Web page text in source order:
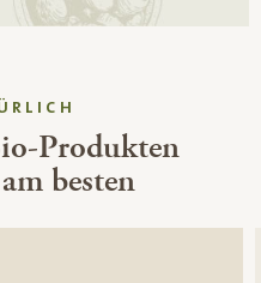
Produkten
besten